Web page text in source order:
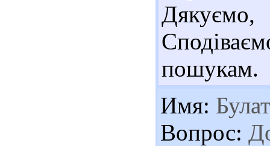
пошукам.
Имя:
Вопрос: